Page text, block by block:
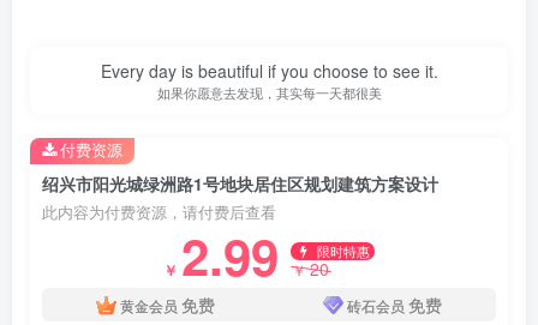
Every day is beautiful if you choose to see it.
如果你愿意去发现，其实每一天都很美
绍兴市阳光城绿洲路1号地块居住区规划建筑方案设计
此内容为付费资源，请付费后查看
￥ 2.99 限时特惠
￥20
黄金会员 免费 砖石会员 免费
付费资源